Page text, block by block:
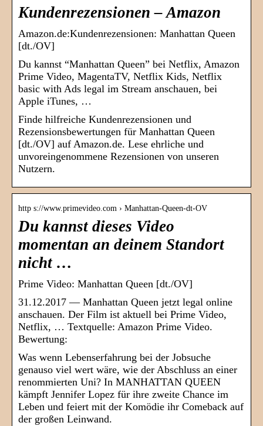
Kundenrezensionen – Amazon
Amazon.de:Kundenrezensionen: Manhattan Queen
[dt./OV]
Du kannst “Manhattan Queen” bei Netflix, Amazon
Prime Video, MagentaTV, Netflix Kids, Netflix
basic with Ads legal im Stream anschauen, bei
Apple iTunes, …
Finde hilfreiche Kundenrezensionen und
Rezensionsbewertungen für Manhattan Queen
[dt./OV] auf Amazon.de. Lese ehrliche und
unvoreingenommene Rezensionen von unseren
Nutzern.
http s://www.primevideo.com › Manhattan-Queen-dt-OV
Du kannst dieses Video
momentan an deinem Standort
nicht …
Prime Video: Manhattan Queen [dt./OV]
31.12.2017 — Manhattan Queen jetzt legal online
anschauen. Der Film ist aktuell bei Prime Video,
Netflix, … Textquelle: Amazon Prime Video.
Bewertung:
Was wenn Lebenserfahrung bei der Jobsuche
genauso viel wert wäre, wie der Abschluss an einer
renommierten Uni? In MANHATTAN QUEEN
kämpft Jennifer Lopez für ihre zweite Chance im
Leben und feiert mit der Komödie ihr Comeback auf
der großen Leinwand.